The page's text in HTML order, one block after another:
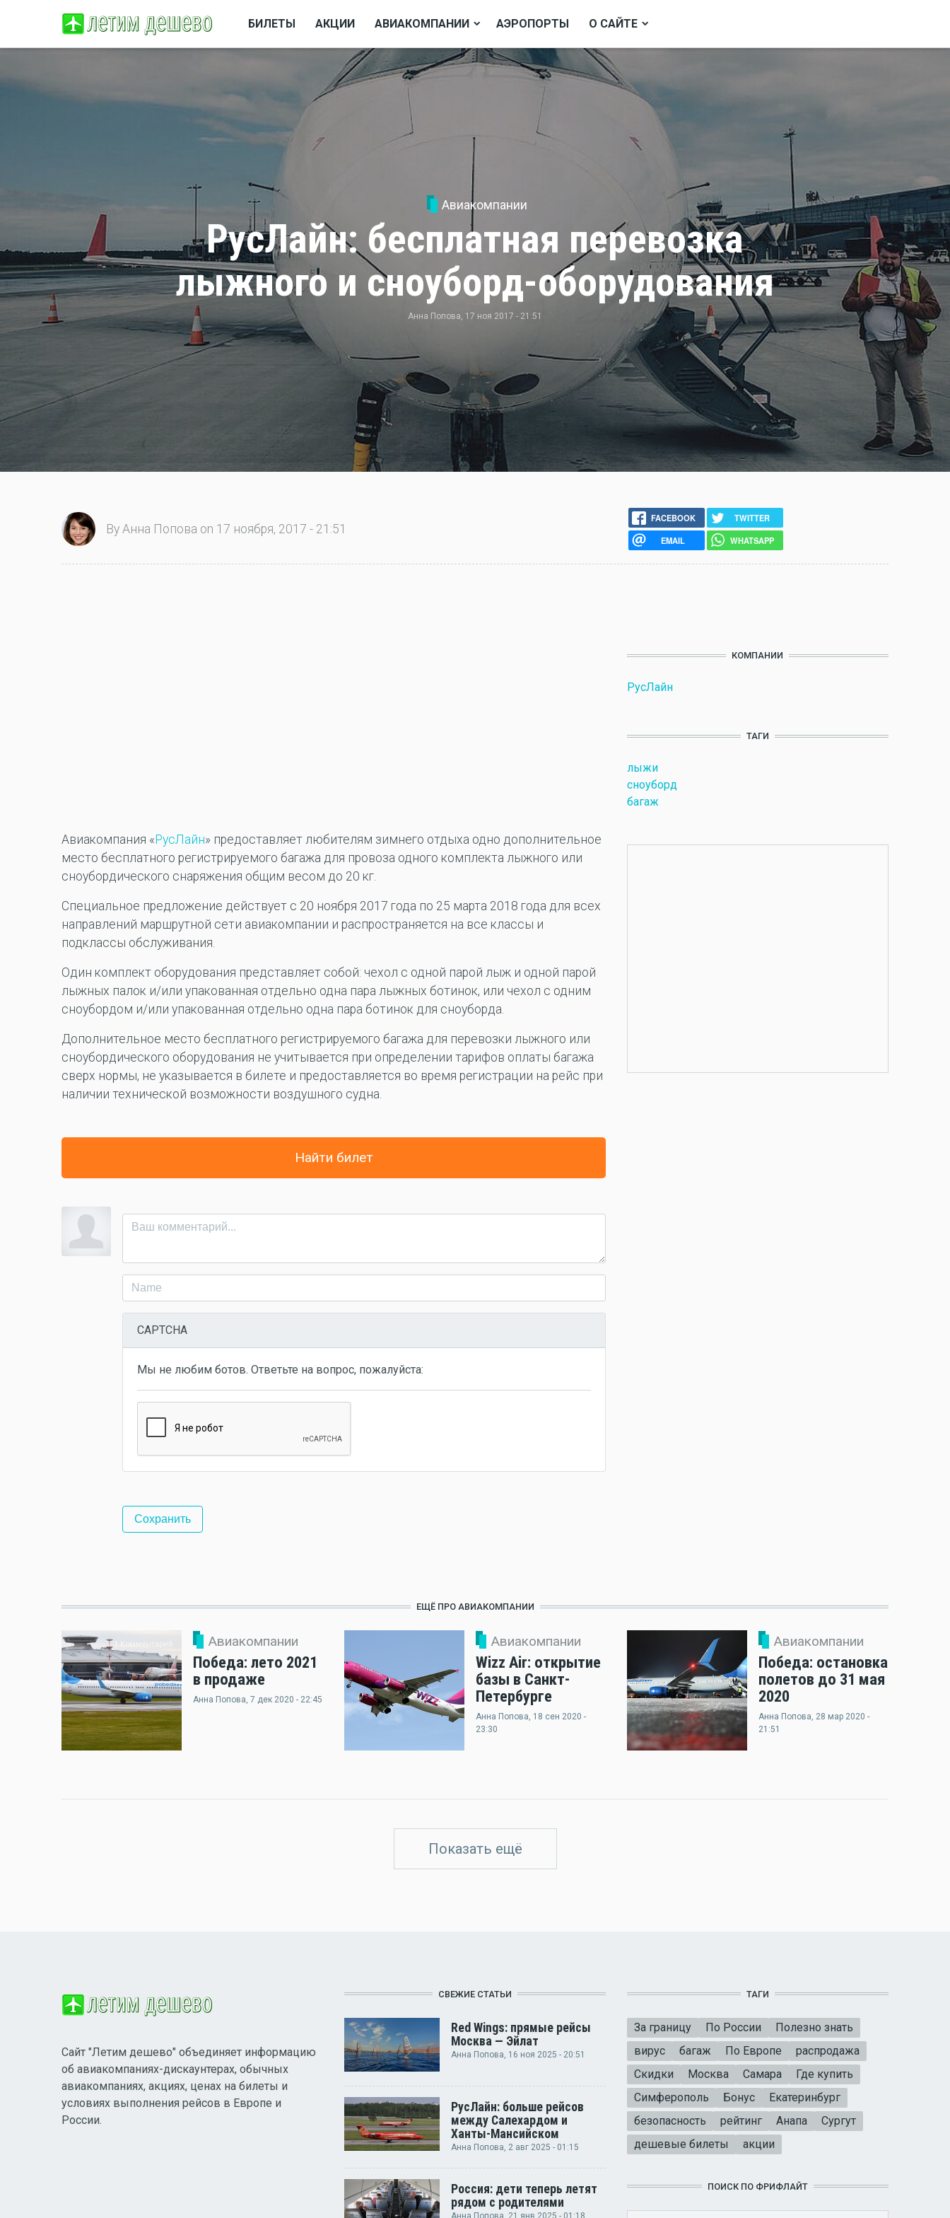
БИЛЕТЫ АКЦИИ АВИАКОМПАНИИ АЭРОПОРТЫ О САЙТЕ
Авиакомпании
РусЛайн: бесплатная перевозка
лыжного и сноуборд-оборудования
Анна Попова , 17 ноя 2017 - 21:51
By Анна Попова on 17 ноября, 2017 - 21:51
FACEBOOK
TWITTER
EMAIL
WHATSAPP
Авиакомпания « РусЛайн» предоставляет любителям зимнего отдыха одно дополнительное
место бесплатного регистрируемого багажа для провоза одного комплекта лыжного или
сноубордического снаряжения общим весом до 20 кг.
Специальное предложение действует с 20 ноября 2017 года по 25 марта 2018 года для всех
направлений маршрутной сети авиакомпании и распространяется на все классы и
подклассы обслуживания.
Один комплект оборудования представляет собой: чехол с одной парой лыж и одной парой
лыжных палок и/или упакованная отдельно одна пара лыжных ботинок, или чехол с одним
сноубордом и/или упакованная отдельно одна пара ботинок для сноуборда.
Дополнительное место бесплатного регистрируемого багажа для перевозки лыжного или
сноубордического оборудования не учитывается при определении тарифов оплаты багажа
сверх нормы, не указывается в билете и предоставляется во время регистрации на рейс при
наличии технической возможности воздушного судна.
Найти билет
CAPTCHA
Мы не любим ботов. Ответьте на вопрос, пожалуйста:
КОМПАНИИ
РусЛайн
ТАГИ
лыжи
сноуборд
багаж
ЕЩЁ ПРО АВИАКОМПАНИИ
1 Комментарий Авиакомпании
Победа: лето 2021
в продаже
Анна Попова, 7 дек 2020 - 22:45
Авиакомпании
Wizz Air: открытие
базы в Санкт-
Петербурге
Анна Попова, 18 сен 2020 -
23:30
Авиакомпании
Победа: остановка
полетов до 31 мая
2020
Анна Попова, 28 мар 2020 -
21:51
Показать ещё
Сайт "Летим дешево" объединяет информацию
об авиакомпаниях-дискаунтерах, обычных
авиакомпаниях, акциях, ценах на билеты и
условиях выполнения рейсов в Европе и
России.
СВЕЖИЕ СТАТЬИ
Red Wings: прямые рейсы
Москва — Эйлат
Анна Попова , 16 ноя 2025 - 20:51
РусЛайн: больше рейсов
между Салехардом и
Ханты-Мансийском
Анна Попова , 2 авг 2025 - 01:15
Россия: дети теперь летят
рядом с родителями
Анна Попова , 21 янв 2025 - 01:18
ТАГИ
За границу По России
Полезно знать
вирус
багаж По Европе
распродажа
Скидки
Москва Самара
Где купить
Симферополь
Бонус
Екатеринбург
безопасность
рейтинг Анапа
Сургут
дешевые билеты
акции
ПОИСК ПО ФРИФЛАЙТ